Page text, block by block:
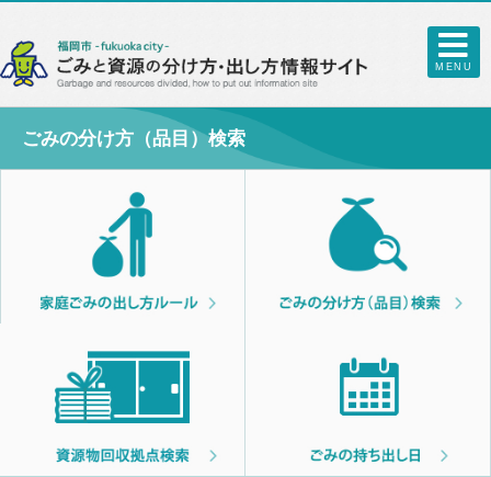
MENU
ごみの分け方（品目）検索